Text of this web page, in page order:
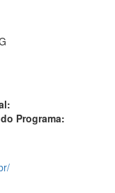
Programa: